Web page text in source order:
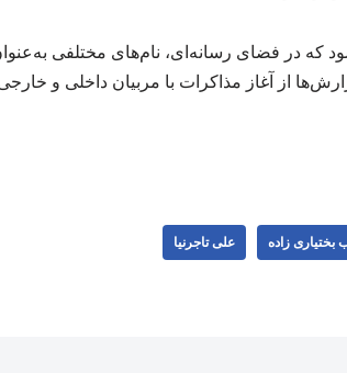
که در فضای رسانه‌ای، نام‌های مختلفی
از آغاز مذاکرات با مربیان داخلی و
بختیاری زاده علی تاجرنیا